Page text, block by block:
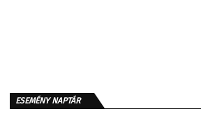
ESEMÉNY NAPTÁR